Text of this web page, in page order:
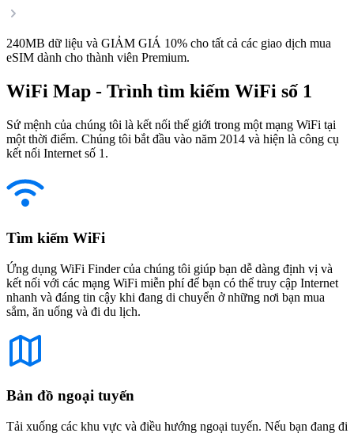
240MB dữ liệu và GIẢM GIÁ 10% cho tất cả các giao dịch mua
eSIM dành cho thành viên Premium.
WiFi Map - Trình tìm kiếm WiFi số 1
Sứ mệnh của chúng tôi là kết nối thế giới trong một mạng WiFi tại
một thời điểm. Chúng tôi bắt đầu vào năm 2014 và hiện là công cụ
kết nối Internet số 1.
Tìm kiếm WiFi
Ứng dụng WiFi Finder của chúng tôi giúp bạn dễ dàng định vị và
kết nối với các mạng WiFi miễn phí để bạn có thể truy cập Internet
nhanh và đáng tin cậy khi đang di chuyển ở những nơi bạn mua
sắm, ăn uống và đi du lịch.
Bản đồ ngoại tuyến
Tải xuống các khu vực và điều hướng ngoại tuyến. Nếu bạn đang đi